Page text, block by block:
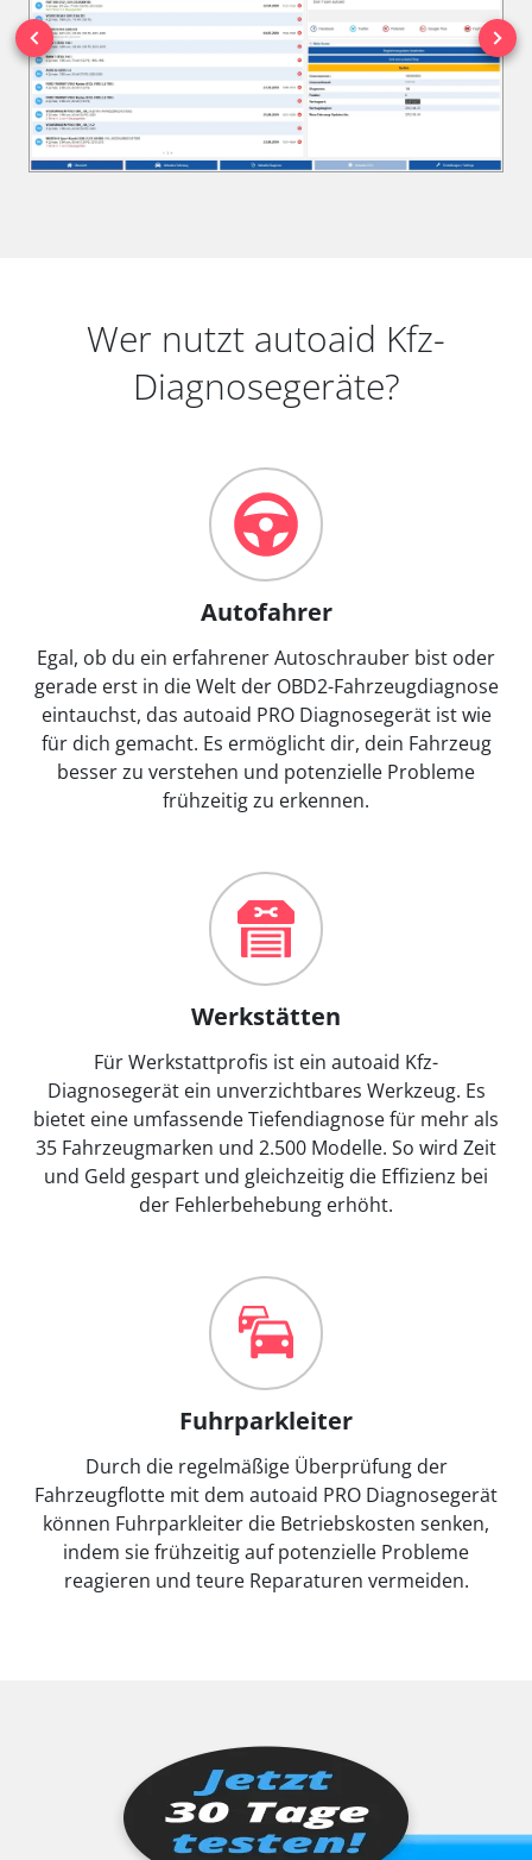
Wer nutzt autoaid Kfz-
Diagnosegeräte?
Autofahrer
Egal, ob du ein erfahrener Autoschrauber bist oder
gerade erst in die Welt der OBD2-Fahrzeugdiagnose
eintauchst, das autoaid PRO Diagnosegerät ist wie
für dich gemacht. Es ermöglicht dir, dein Fahrzeug
besser zu verstehen und potenzielle Probleme
frühzeitig zu erkennen.
Werkstätten
Für Werkstattprofis ist ein autoaid Kfz-
Diagnosegerät ein unverzichtbares Werkzeug. Es
bietet eine umfassende Tiefendiagnose für mehr als
35 Fahrzeugmarken und 2.500 Modelle. So wird Zeit
und Geld gespart und gleichzeitig die Effizienz bei
der Fehlerbehebung erhöht.
Fuhrparkleiter
Durch die regelmäßige Überprüfung der
Fahrzeugflotte mit dem autoaid PRO Diagnosegerät
können Fuhrparkleiter die Betriebskosten senken,
indem sie frühzeitig auf potenzielle Probleme
reagieren und teure Reparaturen vermeiden.